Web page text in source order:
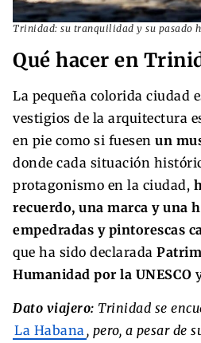
Trinidad: su tranquilidad y su pasado
Qué hacer en
La pequeña colorida ciudad
vestigios de la arquitectura
en pie como si fuesen un
donde cada situación
protagonismo en la ciudad,
recuerdo, una marca y una
empedradas y pintorescas
que ha sido declarada
Humanidad por la UNESCO
Dato viajero: Trinidad se
La Habana , pero, a pesar de